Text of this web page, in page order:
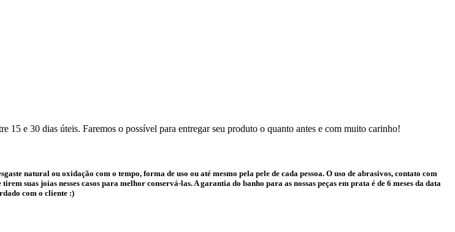
15 e 30 dias úteis. Faremos o possível para entregar seu produto o quanto antes e com muito carinho!
natural ou oxidação com o tempo, forma de uso ou até mesmo pela pele de cada pessoa. O uso de abrasivos, contato com
suas joias nesses casos para melhor conservá-las. A garantia do banho para as nossas peças em prata é de 6 meses da data
com o cliente :)